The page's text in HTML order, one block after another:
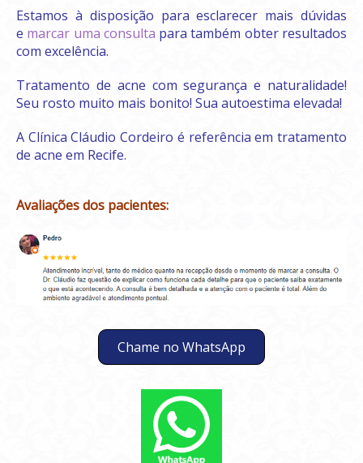
Estamos à disposição para esclarecer mais dúvidas
e marcar uma consulta para também obter resultados
com excelência.
Tratamento de acne com segurança e naturalidade!
Seu rosto muito mais bonito! Sua autoestima elevada!
A Clínica Cláudio Cordeiro é referência em tratamento
de acne em Recife.
Avaliações dos pacientes:
Chame no WhatsApp